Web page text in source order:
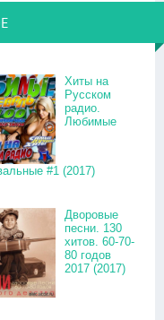
Хиты на
Русском
радио.
Любимые
#1 (2017)
Дворовые
песни. 130
хитов. 60-70-
80 годов
2017 (2017)